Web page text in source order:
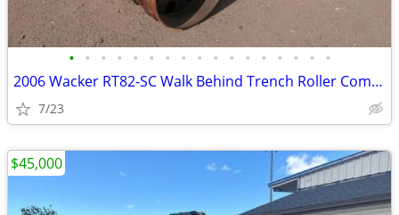
• • • • • • • • • • • • • • • • •
2006 Wacker RT82-SC Walk Behind Trench Roller Compactor # 4682
7/23
$45,000